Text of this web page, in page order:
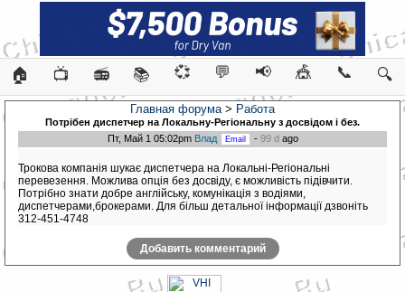
🏠 📺 📻 📚 💞 💬 📢 🎪 📞 🔍
Главная форума> Работа
Потрібен диспетчер на Локальну-Регіональну з досвідом і без.
Пт, Май 1 05:02pm Влад - 99 dago
Трокова компанія шукає диспетчера на Локальні-Регіональні
перевезення. Можлива опція без досвіду, є можливість підівчити.
Потрібно знати добре англійську, комунікація з водіями,
диспетчерами,брокерами. Для більш детальної інформації дзвоніть
312-451-4748
Добавить комментарий